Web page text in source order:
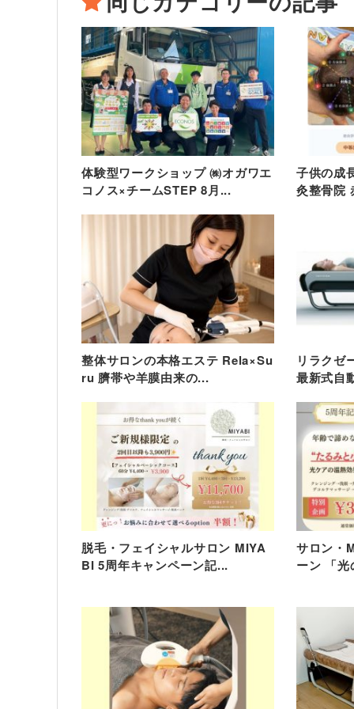
体験型ワークショップ ㈱オガワエ
コノス×チームSTEP 8月...
子供の成
灸整骨院
整体サロンの本格エステ Rela×Su
ru 臍帯や羊膜由来の...
リラクゼ
最新式自
脱毛・フェイシャルサロン MIYA
BI 5周年キャンペーン記...
サロン・
ーン 「